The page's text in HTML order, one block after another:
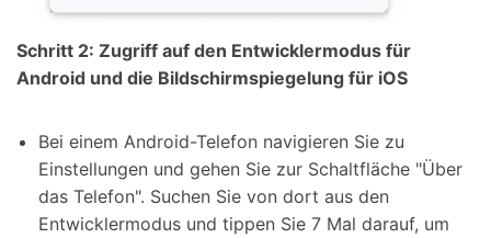
Schritt 2: Zugriff auf den Entwicklermodus für
Android und die Bildschirmspiegelung für iOS
Bei einem Android-Telefon navigieren Sie zu
Einstellungen und gehen Sie zur Schaltfläche "Über
das Telefon". Suchen Sie von dort aus den
Entwicklermodus und tippen Sie 7 Mal darauf, um